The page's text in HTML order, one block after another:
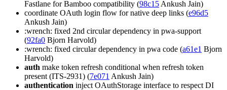
Fastlane for Bamboo compatibility (98c15 Ankush Jain)
coordinate OAuth login flow for native deep links (e96d5
Ankush Jain)
:wrench: fixed 2nd circular dependency in pwa-support
(92fa0 Bjorn Harvold)
:wrench: fixed circular dependency in pwa code (a61e1 Bjorn
Harvold)
auth make token refresh conditional when refresh token
present (ITS-2931) (7e071 Ankush Jain)
authentication inject OAuthStorage interface to respect DI